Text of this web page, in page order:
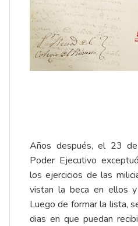
Años después, el 23
Poder Ejecutivo
los ejercicios de las
vistan la beca en ellos y
Luego de formar la lista,
dias en que puedan